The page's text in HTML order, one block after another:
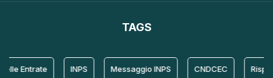
TAGS
Entrate INPS Messaggio INPS CNDCEC